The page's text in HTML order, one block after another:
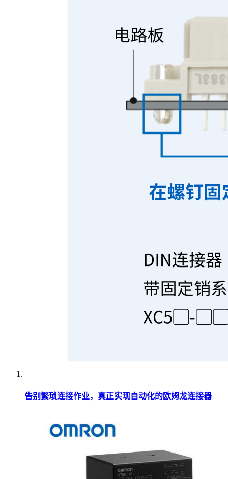
告别繁琐连接作业，真正实现自动化的欧姆龙连接器